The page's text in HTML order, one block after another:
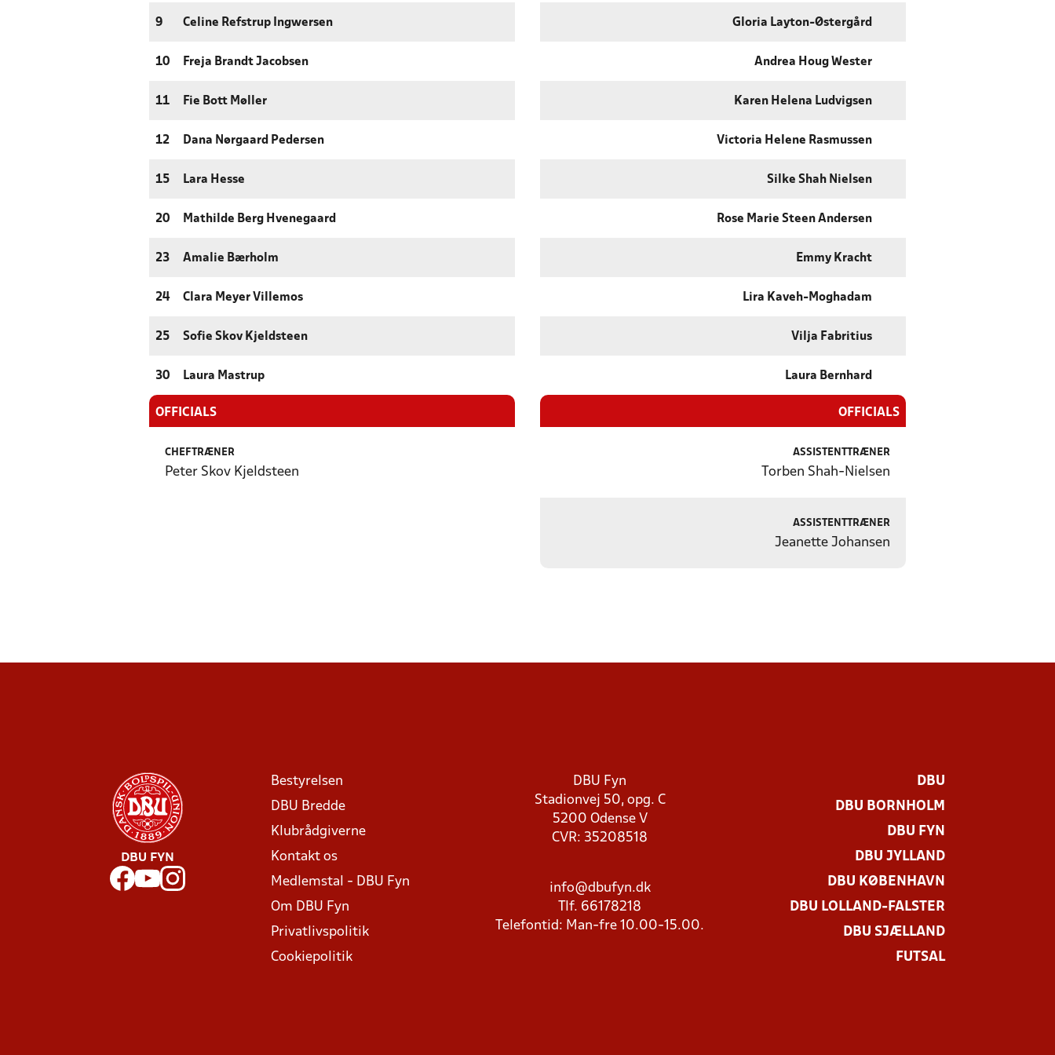
9 Celine Refstrup Ingwersen
10 Freja Brandt Jacobsen
11 Fie Bott Møller
12 Dana Nørgaard Pedersen
15 Lara Hesse
20 Mathilde Berg Hvenegaard
23 Amalie Bærholm
24 Clara Meyer Villemos
25 Sofie Skov Kjeldsteen
30 Laura Mastrup
OFFICIALS
CHEFTRÆNER
Peter Skov Kjeldsteen
Gloria Layton-Østergård
Andrea Houg Wester
Karen Helena Ludvigsen
Victoria Helene Rasmussen
Silke Shah Nielsen
Rose Marie Steen Andersen
Emmy Kracht
Lira Kaveh-Moghadam
Vilja Fabritius
Laura Bernhard
OFFICIALS
ASSISTENTTRÆNER
Torben Shah-Nielsen
ASSISTENTTRÆNER
Jeanette Johansen
DBU FYN
Bestyrelsen
DBU Bredde
Klubrådgiverne
Kontakt os
Medlemstal - DBU Fyn
Om DBU Fyn
Privatlivspolitik
Cookiepolitik
DBU Fyn
Stadionvej 50, opg. C
5200 Odense V
CVR: 35208518
info@dbufyn.dk
Tlf. 66178218
Telefontid: Man-fre 10.00-15.00.
DBU
DBU BORNHOLM
DBU FYN
DBU JYLLAND
DBU KØBENHAVN
DBU LOLLAND-FALSTER
DBU SJÆLLAND
FUTSAL